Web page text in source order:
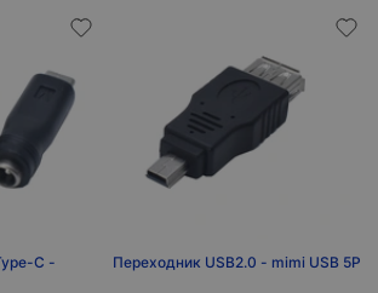
C -
Переходник USB2.0 - mimi USB 5P